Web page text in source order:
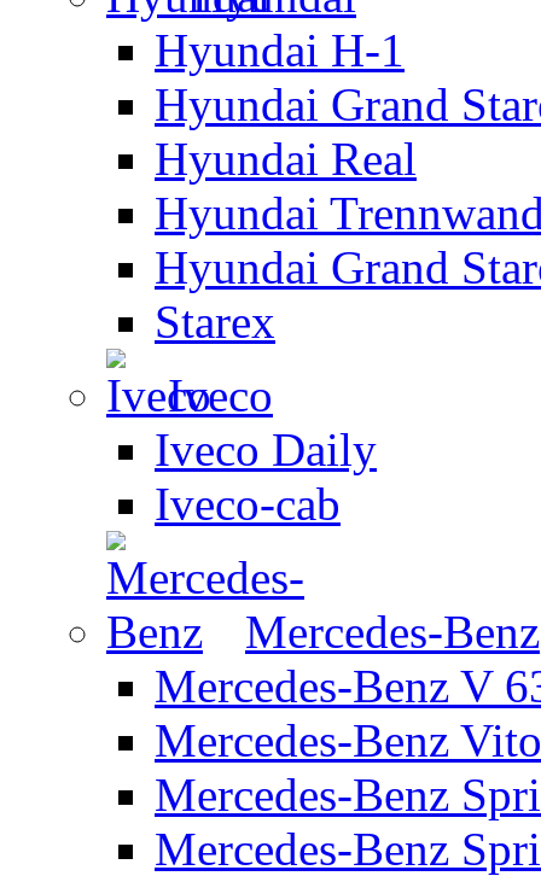
Hyundai H-1
Hyundai Grand
Hyundai Real
Hyundai
Hyundai Grand
Starex
Iveco
Iveco Daily
Iveco-cab
Mercedes-Benz
Mercedes-Benz V
Mercedes-Benz
Mercedes-Benz
Mercedes-Benz